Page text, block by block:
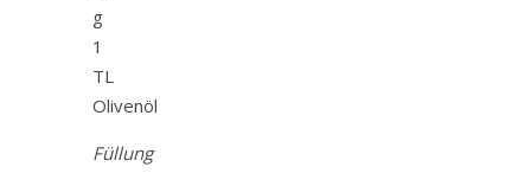
g
1
TL
Olivenöl
Füllung